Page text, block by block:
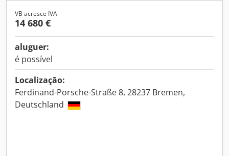
VB acresce IVA
14 680 €
aluguer:
é possível
Localização:
Ferdinand-Porsche-Straße 8, 28237 Bremen,
Deutschland